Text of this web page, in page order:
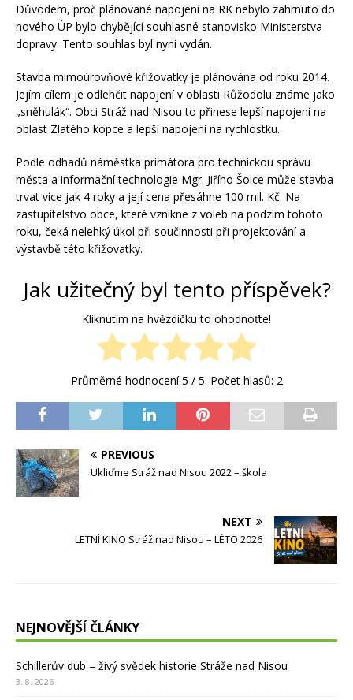
Důvodem, proč plánované napojení na RK nebylo zahrnuto do
nového ÚP bylo chybějící souhlasné stanovisko Ministerstva
dopravy. Tento souhlas byl nyní vydán.
Stavba mimoúrovňové křižovatky je plánována od roku 2014.
Jejím cílem je odlehčit napojení v oblasti Růžodolu známe jako
„sněhulák“. Obci Stráž nad Nisou to přinese lepší napojení na
oblast Zlatého kopce a lepší napojení na rychlostku.
Podle odhadů náměstka primátora pro technickou správu
města a informační technologie Mgr. Jiřího Šolce může stavba
trvat více jak 4 roky a její cena přesáhne 100 mil. Kč. Na
zastupitelstvo obce, které vznikne z voleb na podzim tohoto
roku, čeká nelehký úkol při součinnosti při projektování a
výstavbě této křižovatky.
Jak užitečný byl tento příspěvek?
Kliknutím na hvězdičku to ohodnoťte!
Průměrné hodnocení5 / 5. Počet hlasů: 2
PREVIOUS
Ukliďme Stráž nad Nisou 2022 – škola
NEXT
LETNÍ KINO Stráž nad Nisou – LÉTO 2026
NEJNOVĚJŠÍ ČLÁNKY
Schillerův dub – živý svědek historie Stráže nad Nisou
3. 8. 2026